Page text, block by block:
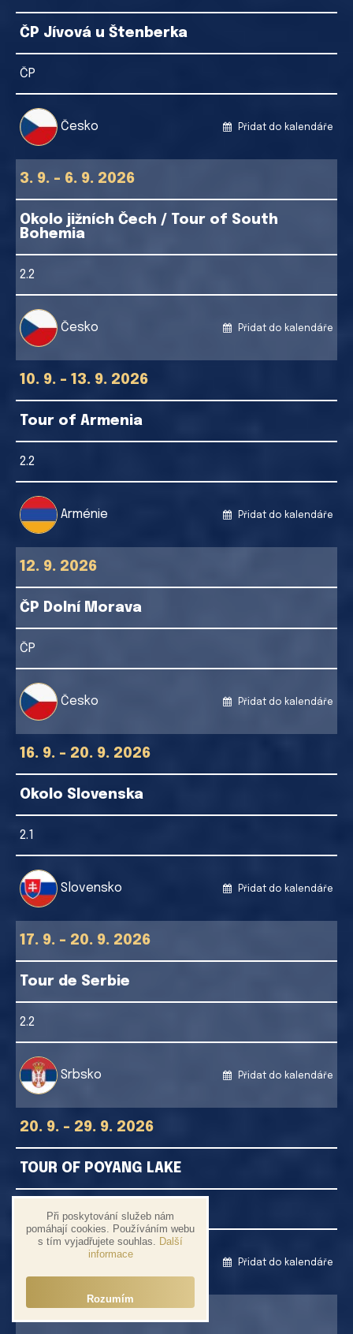
ČP Jívová u Štenberka
ČP
Česko Přidat do kalendáře
3. 9. - 6. 9. 2026
Okolo jižních Čech / Tour of South
Bohemia
2.2
Česko Přidat do kalendáře
10. 9. - 13. 9. 2026
Tour of Armenia
2.2
Arménie Přidat do kalendáře
12. 9. 2026
ČP Dolní Morava
ČP
Česko Přidat do kalendáře
16. 9. - 20. 9. 2026
Okolo Slovenska
2.1
Slovensko Přidat do kalendáře
17. 9. - 20. 9. 2026
Tour de Serbie
2.2
Srbsko Přidat do kalendáře
20. 9. - 29. 9. 2026
TOUR OF POYANG LAKE
Přidat do kalendáře
Při poskytování služeb nám
pomáhají cookies. Používáním webu
s tím vyjadřujete souhlas. Další
informace
Rozumím